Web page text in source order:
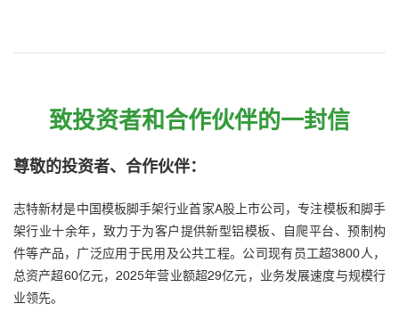
致投资者和合作伙伴的一封信
尊敬的投资者、合作伙伴：
志特新材是中国模板脚手架行业首家A股上市公司，专注模板和脚手
架行业十余年，致力于为客户提供新型铝模板、自爬平台、预制构
件等产品，广泛应用于民用及公共工程。公司现有员工超3800人，
总资产超60亿元，2025年营业额超29亿元，业务发展速度与规模行
业领先。